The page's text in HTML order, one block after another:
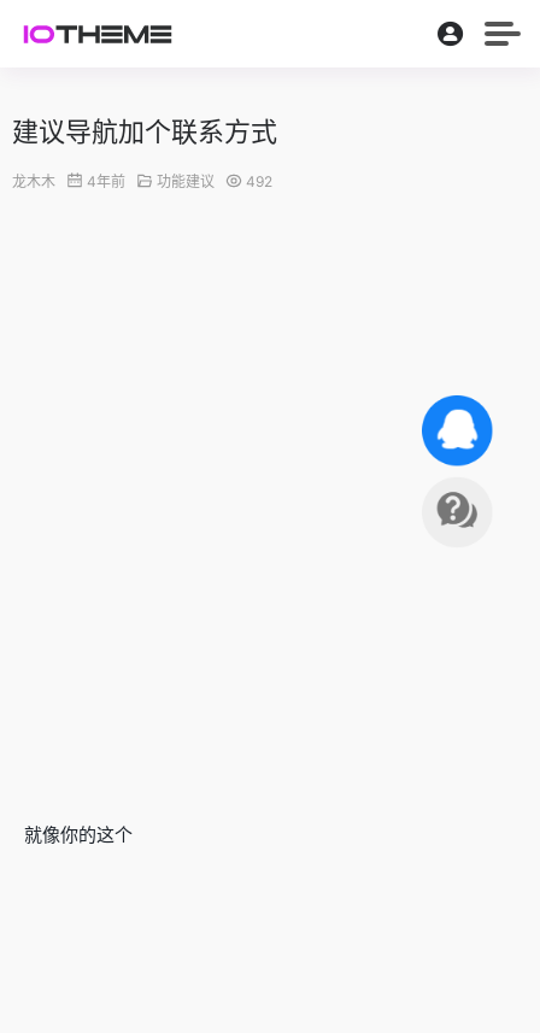
建议导航加个联系方式
龙木木 4年前 功能建议 492
就像你的这个